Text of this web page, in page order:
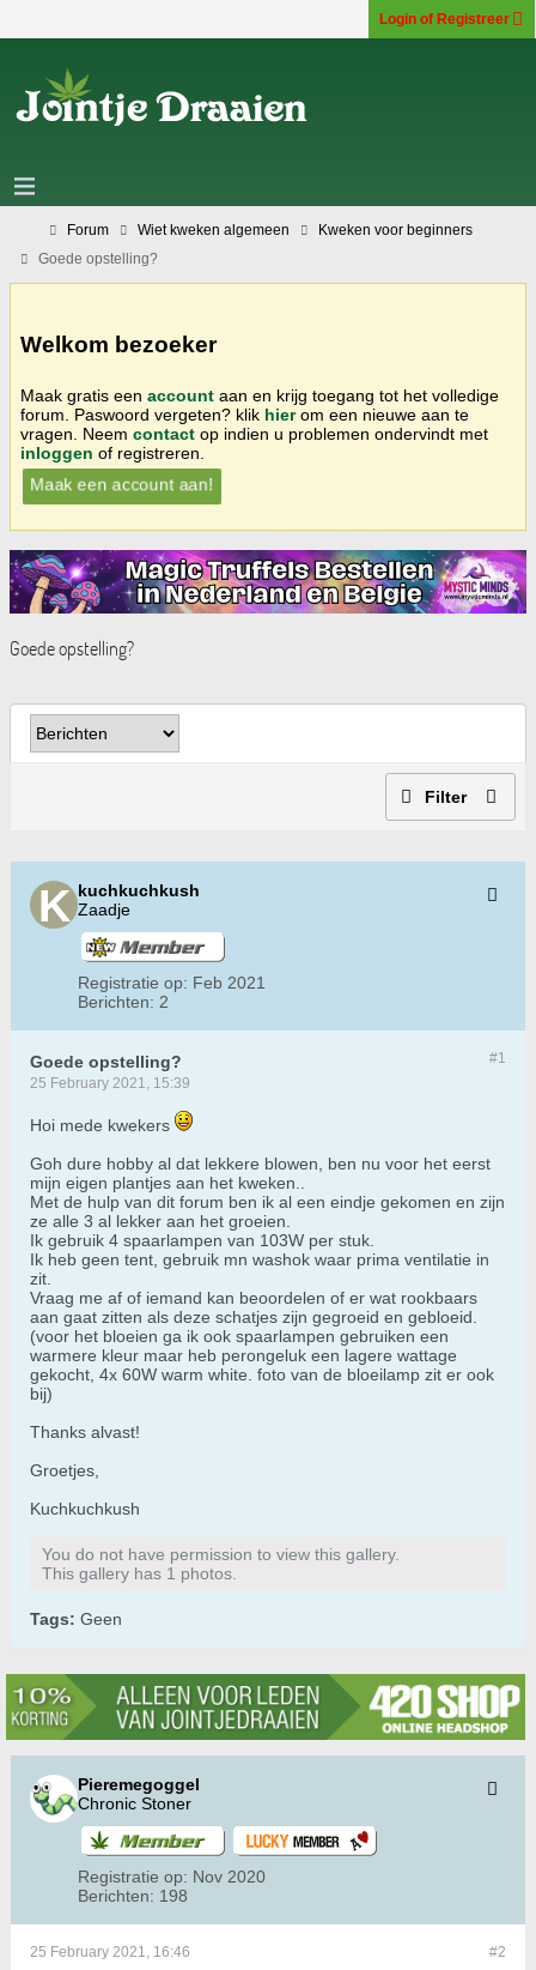
Login of Registreer
Forum Wiet kweken algemeen
Kweken voor beginners
Goede opstelling?
Welkom bezoeker
Maak gratis een account aan en krijg toegang tot het volledige
forum. Paswoord vergeten? klik hierom een nieuwe aan te
vragen. Neem contact op indien u problemen ondervindt met
inloggen of registreren.
Maak een account aan!
Goede opstelling?
Filter
kuchkuchkush
Zaadje
Registratie op: Feb 2021
Berichten: 2
#1
Goede opstelling?
25 February 2021, 15:39
Hoi mede kwekers
Goh dure hobby al dat lekkere blowen, ben nu voor het eerst
mijn eigen plantjes aan het kweken..
Met de hulp van dit forum ben ik al een eindje gekomen en zijn
ze alle 3 al lekker aan het groeien.
Ik gebruik 4 spaarlampen van 103W per stuk.
Ik heb geen tent, gebruik mn washok waar prima ventilatie in
zit.
Vraag me af of iemand kan beoordelen of er wat rookbaars
aan gaat zitten als deze schatjes zijn gegroeid en gebloeid.
(voor het bloeien ga ik ook spaarlampen gebruiken een
warmere kleur maar heb perongeluk een lagere wattage
gekocht, 4x 60W warm white. foto van de bloeilamp zit er ook
bij)
Thanks alvast!
Groetjes,
Kuchkuchkush
You do not have permission to view this gallery.
This gallery has 1 photos.
Tags: Geen
Pieremegoggel
Chronic Stoner
Registratie op: Nov 2020
Berichten: 198
#2
25 February 2021, 16:46